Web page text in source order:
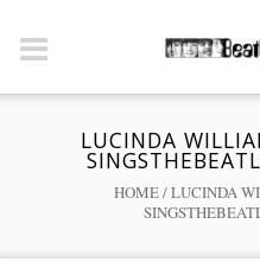
LUCINDA
HOME/LUCINDA